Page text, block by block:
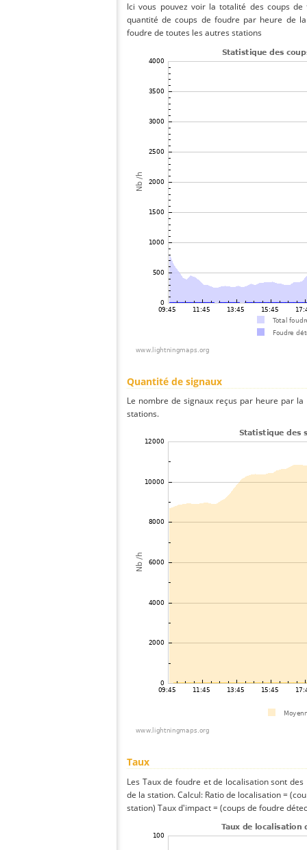
Ici vous pouvez voir la totalité des coups
quantité de coups de foudre par heure de
foudre de toutes les autres stations
Quantité de signaux
Le nombre de signaux reçus par heure par
stations.
Taux
Les Taux de foudre et de localisation sont
de la station. Calcul: Ratio de localisation =
station) Taux d'impact = (coups de foudre